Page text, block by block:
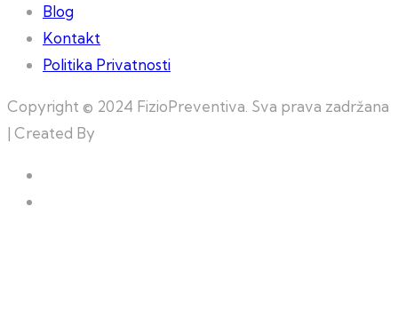
Blog
Kontakt
Politika Privatnosti
Copyright © 2024 FizioPreventiva. Sva prava zadržana
| Created By